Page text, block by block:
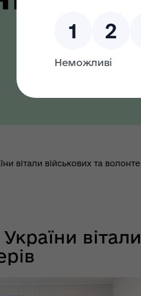
Ти як? Всеукраїнська
послуг з
вітали військових та
вітали